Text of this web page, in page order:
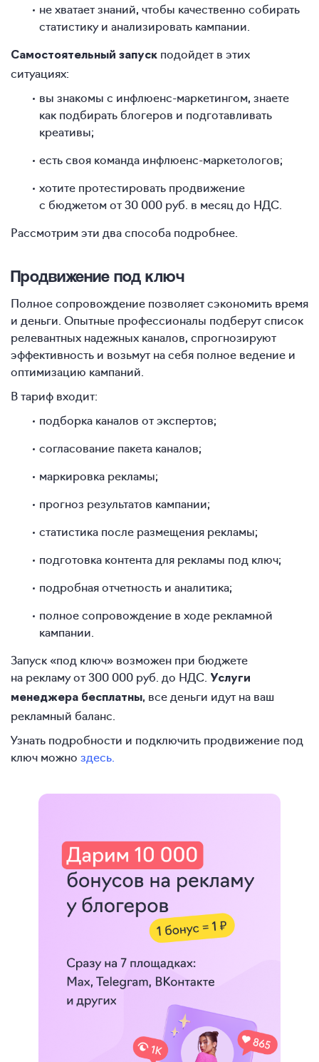
не хватает знаний, чтобы качественно собирать
статистику и анализировать кампании.
Самостоятельный запуск подойдет в этих
ситуациях:
вы знакомы с инфлюенс-маркетингом, знаете
как подбирать блогеров и подготавливать
креативы;
есть своя команда инфлюенс-маркетологов;
хотите протестировать продвижение
с бюджетом от 30 000 руб. в месяц до НДС.
Рассмотрим эти два способа подробнее.
Продвижение под ключ
Полное сопровождение позволяет сэкономить время
и деньги. Опытные профессионалы подберут список
релевантных надежных каналов, спрогнозируют
эффективность и возьмут на себя полное ведение и
оптимизацию кампаний.
В тариф входит:
подборка каналов от экспертов;
согласование пакета каналов;
маркировка рекламы;
прогноз результатов кампании;
статистика после размещения рекламы;
подготовка контента для рекламы под ключ;
подробная отчетность и аналитика;
полное сопровождение в ходе рекламной
кампании.
Запуск «под ключ» возможен при бюджете
на рекламу от 300 000 руб. до НДС. Услуги
менеджера бесплатны, все деньги идут на ваш
рекламный баланс.
Узнать подробности и подключить продвижение под
ключ можно здесь.